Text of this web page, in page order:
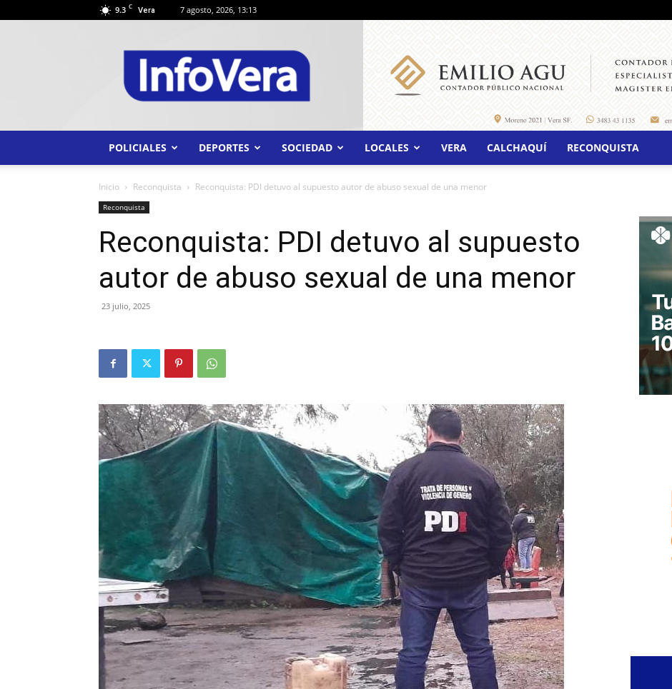
9.3 C Vera 7 agosto, 2026, 13:13
INFO
VERA
POLICIALES DEPORTES SOCIEDAD LOCALES VERA CALCHAQUÍ RECONQUISTA
Inicio Reconquista Reconquista: PDI detuvo al supuesto autor de abuso sexual de una menor
Reconquista
Reconquista: PDI detuvo al supuesto
autor de abuso sexual de una menor
23 julio, 2025